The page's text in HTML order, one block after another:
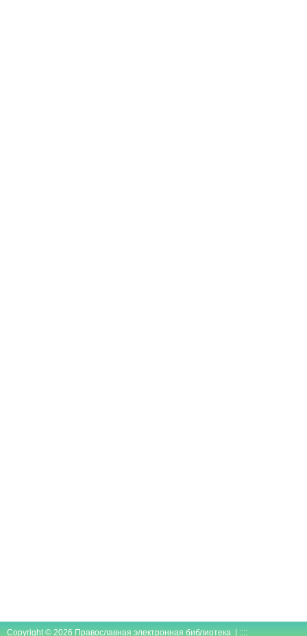
Copyright © 2026 Православная электронная библиотека | ::::